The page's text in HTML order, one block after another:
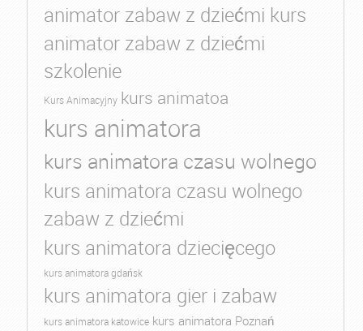
animator zabaw z dziećmi kurs
animator zabaw z dziećmi
szkolenie
Kurs Animacyjny kurs animatoa
kurs animatora
kurs animatora czasu wolnego
kurs animatora czasu wolnego
zabaw z dziećmi
kurs animatora dziecięcego
kurs animatora gdańsk
kurs animatora gier i zabaw
kurs animatora katowice kurs animatora Poznań